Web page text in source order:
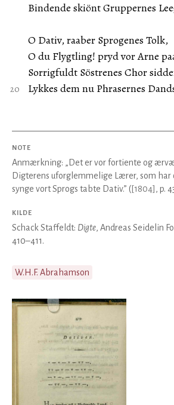
Bindende skiönt Gruppernes
O Dativ, raaber Sprogenes Tolk,
O du Flygtling! pryd vor Arne
Sorrigfuldt Söstrenes Chor
Lykkes dem nu Phrasernes
NOTE
Anmærkning: „Det er vor fortiente og
Digterens uforglemmelige Lærer, som
synge vort Sprogs tabte Dativ.” ([1804] , p.
KILDE
Schack Staffeldt: Digte, Andreas Seidelin
410–411.
W.H.F. Abrahamson